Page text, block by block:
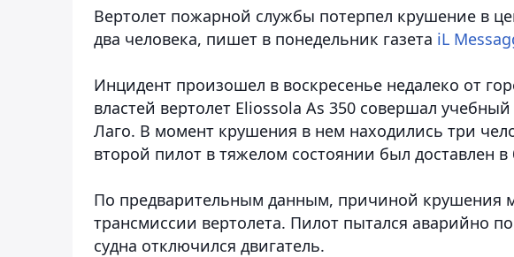
Вертолет пожарной службы потерпел крушение в
два человека, пишет в понедельник газета iL
Инцидент произошел в воскресенье недалеко от
властей вертолет Eliossola As 350 совершал
Лаго. В момент крушения в нем находились три
второй пилот в тяжелом состоянии был доставлен в
По предварительным данным, причиной крушения
трансмиссии вертолета. Пилот пытался аварийно
судна отключился двигатель.